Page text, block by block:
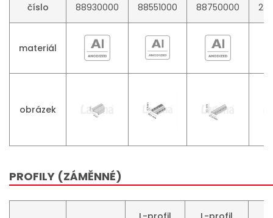
číslo 88930000 88551000 88750000
materiál
obrázek
PROFILY (ZÁMĚNNÉ)